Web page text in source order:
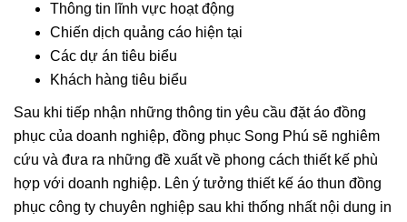
Thông tin lĩnh vực hoạt động
Chiến dịch quảng cáo hiện tại
Các dự án tiêu biểu
Khách hàng tiêu biểu
Sau khi tiếp nhận những thông tin yêu cầu đặt áo đồng
phục của doanh nghiệp, đồng phục Song Phú sẽ nghiêm
cứu và đưa ra những đề xuất về phong cách thiết kế phù
hợp với doanh nghiệp. Lên ý tưởng thiết kế áo thun đồng
phục công ty chuyên nghiệp sau khi thống nhất nội dung in